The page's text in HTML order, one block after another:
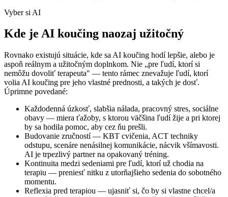
Vyber si AI
Kde je AI koučing naozaj užitočný
Rovnako existujú situácie, kde sa AI koučing hodí lepšie, alebo je
aspoň reálnym a užitočným doplnkom. Nie „pre ľudí, ktorí si
nemôžu dovoliť terapeuta" — tento rámec znevažuje ľudí, ktorí
volia AI koučing pre jeho vlastné prednosti, a takých je dosť.
Úprimne povedané:
Každodenná úzkosť, slabšia nálada, pracovný stres, sociálne
obavy — miera ťažoby, s ktorou väčšina ľudí žije a pri ktorej
by sa hodila pomoc, aby cez ňu prešli.
Budovanie zručností — KBT cvičenia, ACT techniky
odstupu, scenáre nenásilnej komunikácie, nácvik všímavosti.
AI je trpezlivý partner na opakovaný tréning.
Kontinuita medzi sedeniami pre ľudí, ktorí už chodia na
terapiu — preniesť nitku z utorňajšieho sedenia do sobotného
momentu.
Reflexia pred terapiou — ujasniť si, čo by si vlastne chcel/a